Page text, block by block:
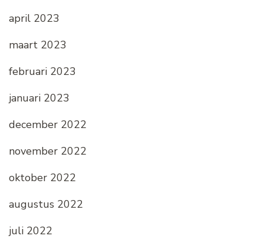
april 2023
maart 2023
februari 2023
januari 2023
december 2022
november 2022
oktober 2022
augustus 2022
juli 2022